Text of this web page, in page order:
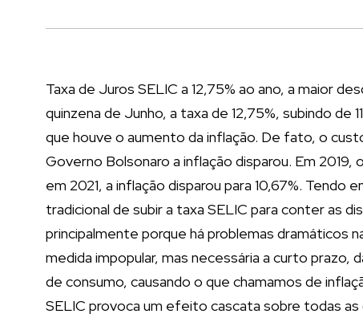
Taxa de Juros SELIC a 12,75% ao ano, a maior
quinzena de Junho, a taxa de 12,75%, subindo
que houve o aumento da inflação. De fato, o
Governo Bolsonaro a inflação disparou. Em
em 2021, a inflação disparou para 10,67%. Tendo
tradicional de subir a taxa SELIC para conter as
principalmente porque há problemas dramáticos
medida impopular, mas necessária a curto
de consumo, causando o que chamamos de
SELIC provoca um efeito cascata sobre todas